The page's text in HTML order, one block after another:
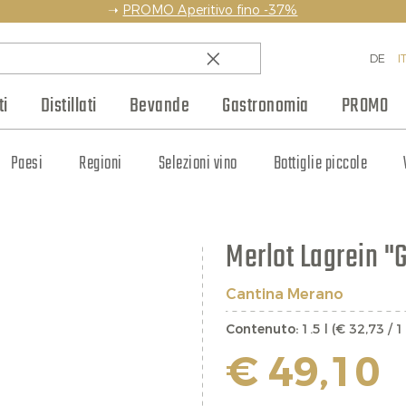
➝ PROMO Aperitivo fino -37%
DE IT
Distillati Bevande Gastronomia PROMO
Paesi Regioni Selezioni vino Bottiglie piccole
Champagne Altri spumanti
Rum Whisky Liquori e amari Cognac e Armagnac
Pasta e prodotti da forno Composte e mostarde
Weinhaus Club Blog Produttori Jobs Regali
Merlot Lagrein
Cantina Merano
Contenuto: 1.5 l (€ 32,73 /
€ 49,10